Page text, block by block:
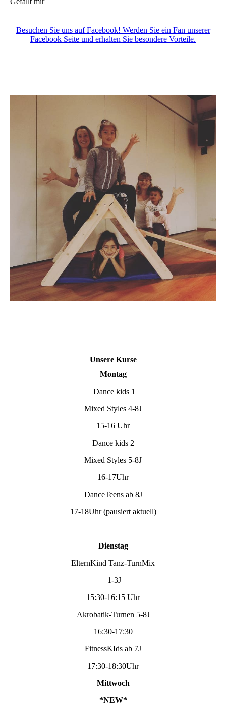
Besuchen Sie uns auf Facebook! Werden Sie ein Fan unserer
Facebook Seite und erhalten Sie besondere Vorteile.
Unsere Kurse
Montag
Dance kids 1
Mixed Styles 4-8J
15-16 Uhr
Dance kids 2
Mixed Styles 5-8J
16-17Uhr
DanceTeens ab 8J
17-18Uhr (pausiert aktuell)
Dienstag
ElternKind Tanz-TurnMix
1-3J
15:30-16:15 Uhr
Akrobatik-Turnen 5-8J
16:30-17:30
FitnessKIds ab 7J
17:30-18:30Uhr
Mittwoch
*NEW*